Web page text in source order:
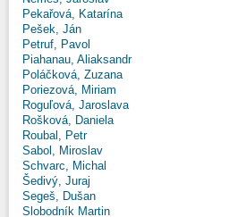
Pekařová, Katarína
Pešek, Ján
Petruf, Pavol
Piahanau, Aliaksandr
Poláčková, Zuzana
Poriezová, Miriam
Roguľová, Jaroslava
Rošková, Daniela
Roubal, Petr
Sabol, Miroslav
Schvarc, Michal
Šedivý, Juraj
Segeš, Dušan
Slobodník Martin